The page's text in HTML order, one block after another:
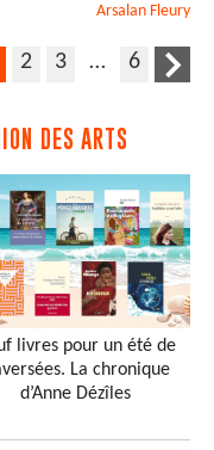
Arsalan Fleury
2 3 … 6
DES ARTS
livres pour un été de
La chronique
d’Anne Dézîles